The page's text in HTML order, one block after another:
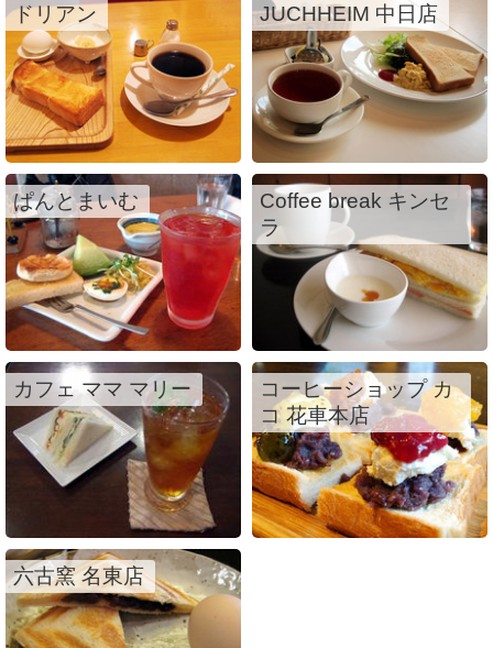
ドリアン JUCHHEIM 中日店
ぱんとまいむ
Coffee break キンセ
ラ
カフェ ママ マリー
コーヒーショップ カ
コ 花車本店
六古窯 名東店